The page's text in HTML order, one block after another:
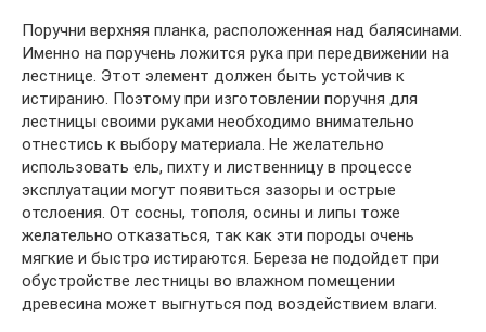
Поручни верхняя планка, расположенная над балясинами.
Именно на поручень ложится рука при передвижении на
лестнице. Этот элемент должен быть устойчив к
истиранию. Поэтому при изготовлении поручня для
лестницы своими руками необходимо внимательно
отнестись к выбору материала. Не желательно
использовать ель, пихту и лиственницу в процессе
эксплуатации могут появиться зазоры и острые
отслоения. От сосны, тополя, осины и липы тоже
желательно отказаться, так как эти породы очень
мягкие и быстро истираются. Береза не подойдет при
обустройстве лестницы во влажном помещении
древесина может выгнуться под воздействием влаги.